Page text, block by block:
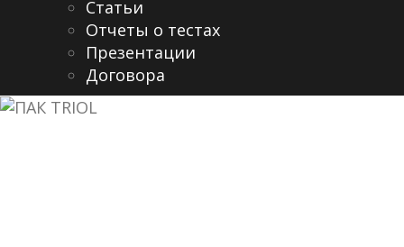
Cтатьи
Отчеты о тестах
Презентации
Договора